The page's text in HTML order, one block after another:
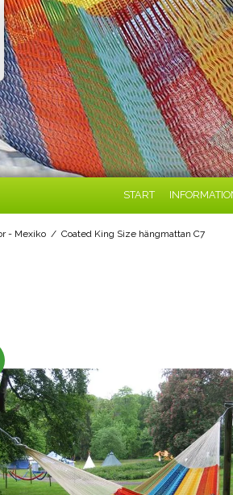
START
- Mexiko / Coated King Size hängmattan C7